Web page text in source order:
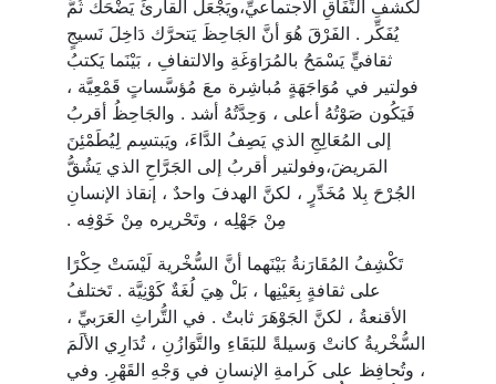
لكشفِ النِّفَاقِ الاجتماعيِّ،ويَجْعَل القارئَ يَضْحَك ثُمَّ
يُفَكِّر . الفَرْقَ هُوَ أنَّ الجَاحِظَ يَتحرَّك دَاخِلَ نَسيجٍ
ثقافيٍّ يَسْمَحُ بالمُرَاوَغَةِ والالتفافِ ، بَيْنَما يَكتبُ
فولتير في مُوَاجَهَةٍ مُباشِرة معَ مُؤسَّساتٍ قَمْعِيَّة ،
فَيَكُون صَوْتُهُ أعلى ، وَحِدَّتُهُ أشد . والجَاحِظُ أقربُ
إلى المُعَالِجِ الذي يَصِفُ الدَّاءَ، ويَبتسِم لِيُطَمْئِنَ
المَريضَ،وفولتير أقربُ إلى الجَرَّاحِ الذي يَشُقُّ
الجُرْحَ بِلا مُخَدِّرٍ ، لكنَّ الهدفَ واحدٌ ، إنقاذ الإنسانِ
مِنْ جَهْلِه ، وتَحْريره مِنْ خَوْفِه .
تَكْشِفُ المُقَارَنةُ بَيْنَهما أنَّ السُّخْرية لَيْسَتْ حِكْرًا
على ثقافةٍ بِعَيْنِها ، بَلْ هِيَ لُغَةٌ كَوْنِيَّة . تَختلفُ
الأقنعةُ ، لكنَّ الجَوْهَرَ ثابتٌ . في التُّراثِ العَرَبيِّ ،
السُّخْريةُ كانتْ وَسيلةً للبَقَاءِ والتَّوَازُنِ ، تُدَارِي الألَمَ
، وتُحافِظ على كَرامةِ الإنسانِ في وَجْهِ القَهْرِ. وفي